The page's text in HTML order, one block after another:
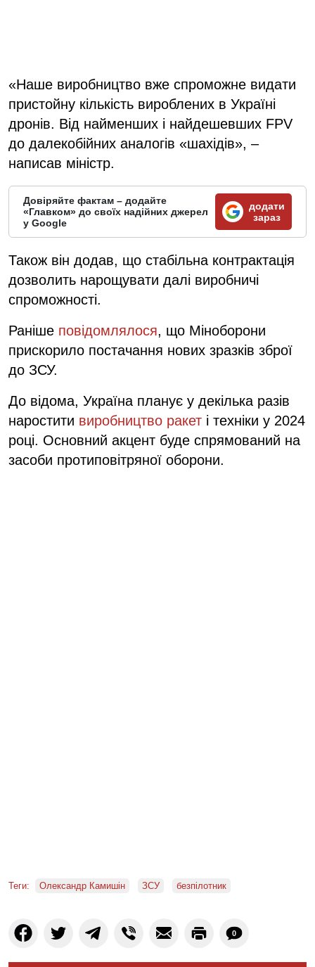
«Наше виробництво вже спроможне видати
пристойну кількість вироблених в Україні
дронів. Від найменших і найдешевших FPV
до далекобійних аналогів «шахідів», –
написав міністр.
Довіряйте фактам – додайте
«Главком» до своїх надійних джерел
у Google
додати
зараз
Також він додав, що стабільна контрактація
дозволить нарощувати далі виробничі
спроможності.
Раніше повідомлялося, що Міноборони
прискорило постачання нових зразків зброї
до ЗСУ.
До відома, Україна планує у декілька разів
наростити виробництво ракет і техніки у 2024
році. Основний акцент буде спрямований на
засоби протиповітряної оборони.
Теги: Олександр Камишін ЗСУ безпілотник
0